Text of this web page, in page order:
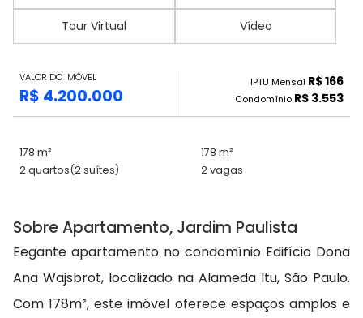
Tour Virtual Vídeo
VALOR DO IMÓVEL
R$ 4.200.000
IPTU Mensal R$ 166
Condomínio R$ 3.553
178 m²
178 m²
2 quartos(2 suítes) 2 vagas
Sobre Apartamento, Jardim Paulista
Eegante apartamento no condomínio Edifício Dona
Ana Wajsbrot, localizado na Alameda Itu, São Paulo.
Com 178m², este imóvel oferece espaços amplos e